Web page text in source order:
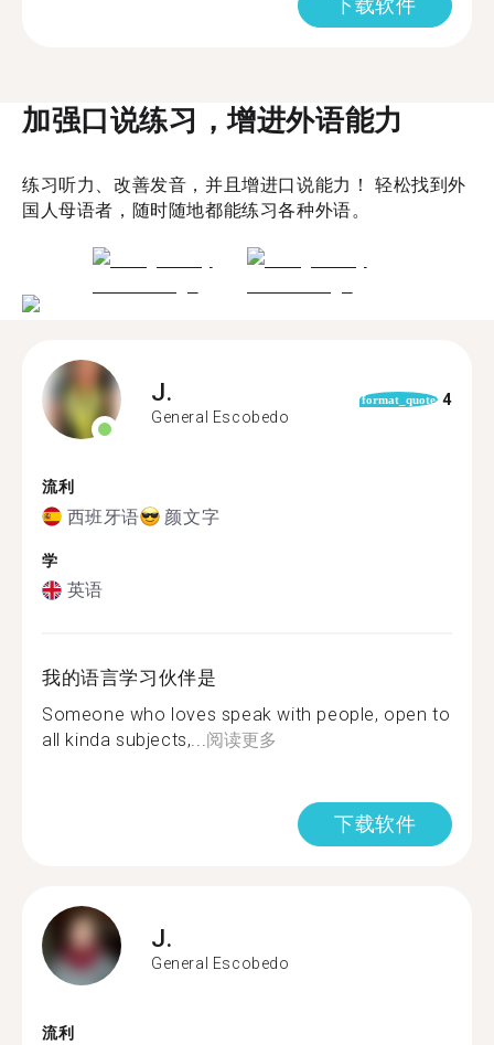
加强口说练习，增进外语能力
练习听力、改善发音，并且增进口说能力！ 轻松找到外
国人母语者，随时随地都能练习各种外语。
J.
General Escobedo
format_quote 4
流利
西班牙语 颜文字
学
英语
我的语言学习伙伴是
Someone who loves speak with people, open to
all kinda subjects,...阅读更多
下载软件
J.
General Escobedo
流利